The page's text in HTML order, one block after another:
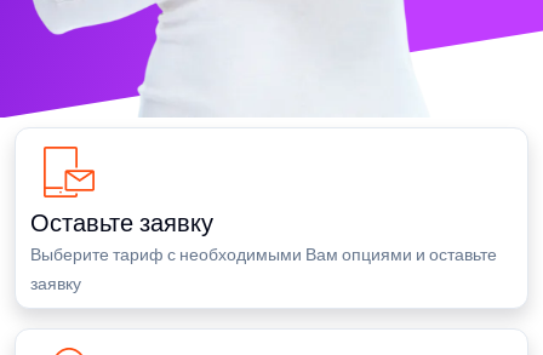
Оставьте заявку
Выберите тариф с необходимыми Вам опциями и оставьте
заявку